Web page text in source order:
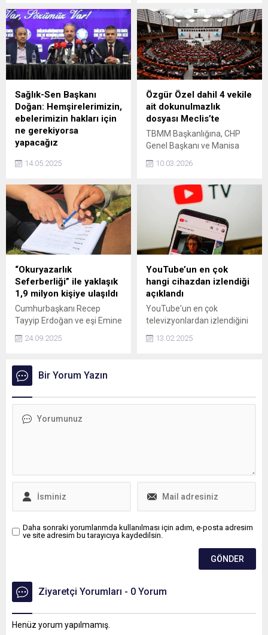
ekibin üyeleri olan, tıp
literatürüne de 'Özkan
Tekniği' olarak girmesini
sağlayan Akdeniz
Üniversitesi (AÜ) Rektörü
Prof. Dr. Özlenen Özkan ve
Prof. Dr. Ömer Özkan
başkanlığında başladı.
Kongreye, 20 ülkeden 100'e
yakın cerrah katılıyor.
veya mülakat uygulaması
başlatılacak" iddialarının
gerçeği yansıtmadığını
duyurdu.
Sağlık-Sen Başkanı
Doğan: Hemşirelerimizin,
ebelerimizin hakları için
ne gerekiyorsa
yapacağız
Mahmut Faruk Doğan,
ebelerimizin ekonomik,
sosyal ve mesleki hakları için
ne gerekiyorsa yapacağız.
Sağlık-Sen olarak Sağlık
Bakanlığı ve YÖK başta
olmak üzere tüm yetkililere
sesleniyoruz. Emeğe değer
verildiğinde, sağlık sistemi
güçlenir. Unutmayalım,
güçlü bir ebelik ve hemşirelik
yapısı, güçlü bir sağlık
sistemi demektir. Sağlık-Sen
bu sürecin...
14.05.2025
Özgür Özel dahil 4 vekile
ait dokunulmazlık
dosyası Meclis’te
TBMM Başkanlığına, CHP
Genel Başkanı ve Manisa
aralarında bulunduğu 4
dokunulmazlık dosyası
sunuldu.
10.03.2026
“Okuryazarlık
Seferberliği” ile yaklaşık
1,9 milyon kişiye ulaşıldı
Cumhurbaşkanı Recep
Tayyip Erdoğan ve eşi Emine
başlatılan "Okuryazarlık
2018'den bugüne kadar
açılan kurslara 1 milyon 867
24.09.2025
YouTube’un en çok
hangi cihazdan izlendiği
açıklandı
YouTube'un en çok
televizyonlardan izlendiğini
tarafta eski hakimiyetin
13.02.2025
Bir Yorum Yazın
Daha sonraki yorumlarımda kullanılması için adım, e-posta adresim
ve site adresim bu tarayıcıya kaydedilsin.
Ziyaretçi Yorumları - 0 Yorum
Henüz yorum yapılmamış.